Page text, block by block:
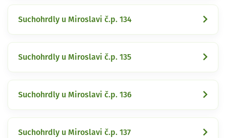
Suchohrdly u Miroslavi č.p. 134
Suchohrdly u Miroslavi č.p. 135
Suchohrdly u Miroslavi č.p. 136
Suchohrdly u Miroslavi č.p. 137